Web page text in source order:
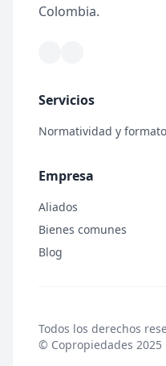
Colombia.
Servicios
Normatividad y
Empresa
Aliados
Bienes comunes
Blog
Todos los derechos
© Copropiedades 2025